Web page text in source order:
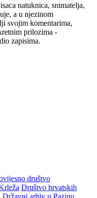
natuknica, snimatelja,
a u njezinom
svojim komentarima,
prilozima -
zapisima.
društvo
Društvo hrvatskih